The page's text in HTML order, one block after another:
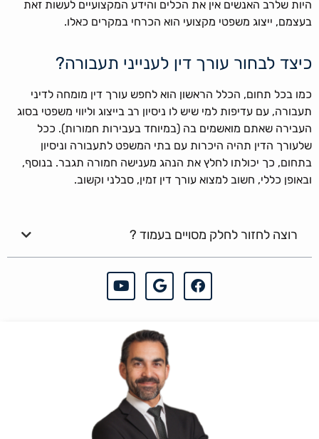
היות שלרב האנשים אין את הכלים והידע המקצועיים לעשות זאת
בעצמם, ייצוג משפטי מקצועי הוא הכרחי במקרים כאלו.
כיצד לבחור עורך דין לענייני תעבורה?
כמו בכל תחום, הכלל הראשון הוא לחפש עורך דין מומחה לדיני
תעבורה, עם עדיפות למי שיש לו ניסיון רב בייצוג וליווי משפטי בסוג
העבירה שאתם מואשמים בה (במיוחד בעבירות חמורות). ככל
שלעורך הדין תהיה היכרות עם בתי המשפט לתעבורה וניסיון
בתחום, כך יכולתו לחלץ את הנהג מענישה חמורה תגבר. בנוסף,
ובאופן כללי, חשוב למצוא עורך דין זמין, סבלני וקשוב.
רוצה לחזור לחלק מסויים בעמוד ?